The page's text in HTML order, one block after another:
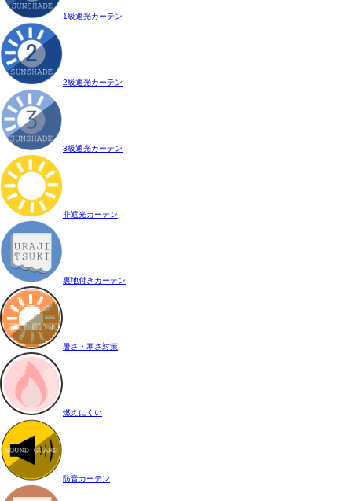
1級遮光カーテン
2級遮光カーテン
3級遮光カーテン
非遮光カーテン
裏地付きカーテン
暑さ・寒さ対策
燃えにくい
防音カーテン